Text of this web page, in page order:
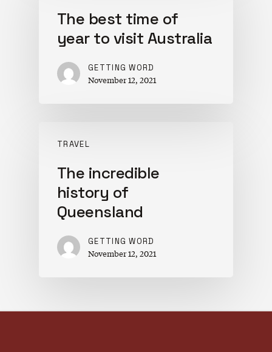
The best time of
year to visit Australia
GETTING WORD
November 12, 2021
TRAVEL
The incredible
history of
Queensland
GETTING WORD
November 12, 2021